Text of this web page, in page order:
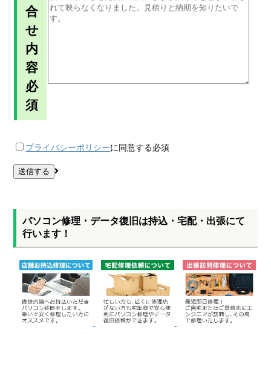
合
せ
内
容
必
須
プライバシーポリシーに同意する必須
パソコン修理・データ復旧は持込・宅配・出張にて
行います！